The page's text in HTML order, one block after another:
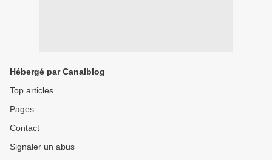
Hébergé par Canalblog
Top articles
Pages
Contact
Signaler un abus